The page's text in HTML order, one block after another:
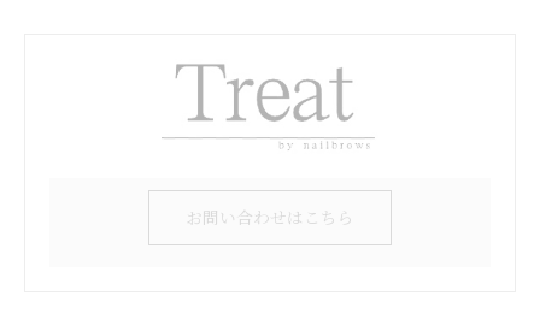
お問い合わせはこちら